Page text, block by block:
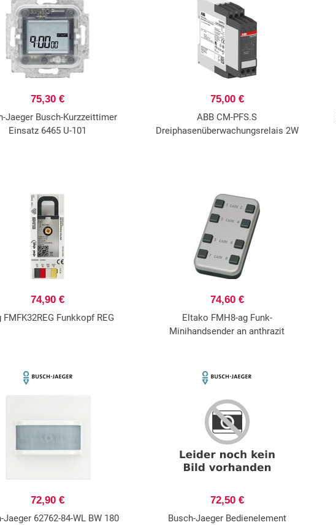
75,30 €
Jaeger Busch-Kurzzeittimer
Einsatz 6465 U-101
75,00 €
ABB CM-PFS.S
Dreiphasenüberwachungsrelais 2W
74,90 €
FMFK32REG Funkkopf REG
74,60 €
Eltako FMH8-ag Funk-
Minihandsender an anthrazit
72,90 €
Jaeger 62762-84-WL BW 180
72,50 €
Busch-Jaeger Bedienelement